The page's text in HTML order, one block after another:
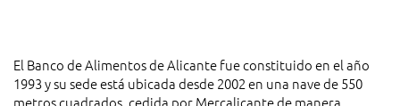
El Banco de Alimentos de Alicante fue constituido en el año
1993 y su sede está ubicada desde 2002 en una nave de 550
metros cuadrados, cedida por Mercalicante de manera